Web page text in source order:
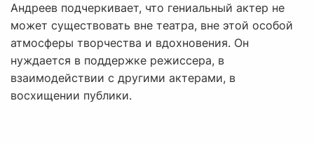
Андреев подчеркивает, что гениальный актер не
может существовать вне театра, вне этой особой
атмосферы творчества и вдохновения. Он
нуждается в поддержке режиссера, в
взаимодействии с другими актерами, в
восхищении публики.